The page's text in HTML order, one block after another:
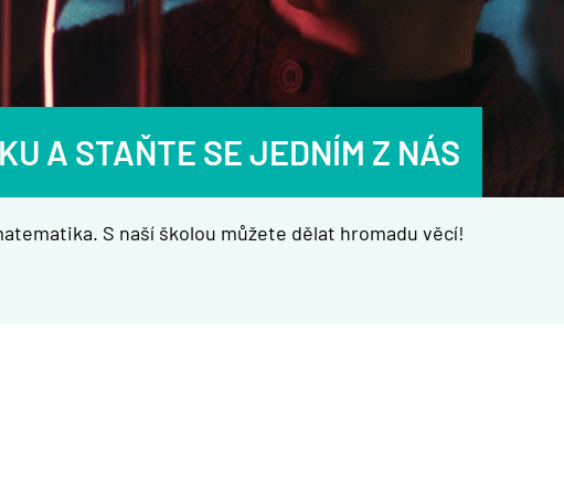
A STAŇTE SE JEDNÍM Z NÁS
S naší školou můžete dělat hromadu věcí!